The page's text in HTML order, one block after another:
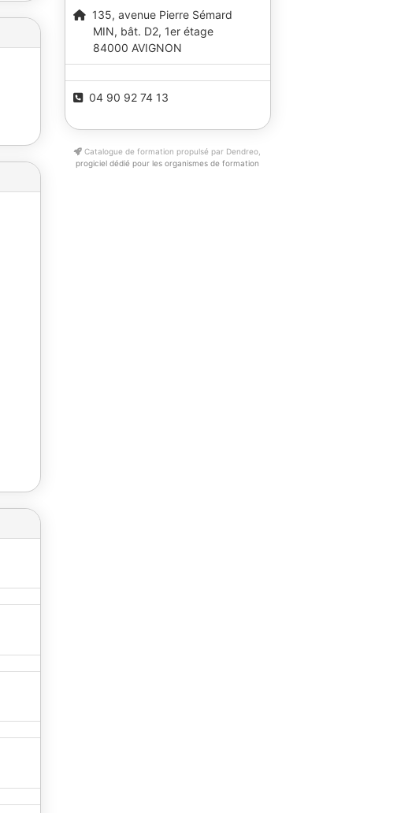
135, avenue Pierre Sémard
MIN, bât. D2, 1er étage
84000 AVIGNON
04 90 92 74 13
Catalogue de formation propulsé par Dendreo,
progiciel dédié pour les organismes de formation